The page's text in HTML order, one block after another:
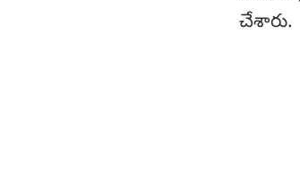
చేశారు.